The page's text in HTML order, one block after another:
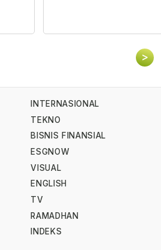
>
INTERNASIONAL
TEKNO
BISNIS FINANSIAL
ESGNOW
VISUAL
ENGLISH
TV
RAMADHAN
INDEKS